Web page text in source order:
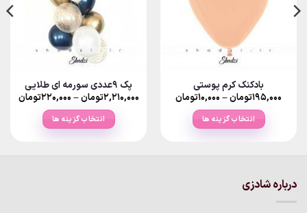
بادکنک کرم پوستی
۱۹۵,۰۰۰تومان–۱۰,۰۰۰تومانPrice
انتخاب گزینه ها
پک ۹عددی سورمه ای طلایی
۲,۲۱۰,۰۰۰تومان–۲۲۰,۰۰۰تومان
انتخاب گزینه ها
درباره شادزی